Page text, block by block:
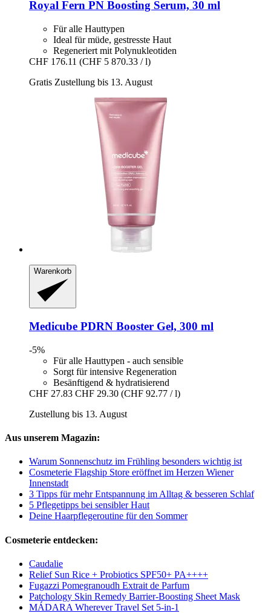
Royal Fern PN Boosting Serum, 30 ml
Für alle Hauttypen
Ideal für müde, gestresste Haut
Regeneriert mit Polynukleotiden
CHF 176.11 (CHF 5 870.33 / l)
Gratis Zustellung bis 13. August
Warenkorb
Medicube PDRN Booster Gel, 300 ml
-5%
Für alle Hauttypen - auch sensible
Sorgt für intensive Regeneration
Besänftigend & hydratisierend
CHF 27.83 CHF 29.30 (CHF 92.77 / l)
Zustellung bis 13. August
Aus unserem Magazin:
Warum Sonnenschutz im Frühling besonders wichtig ist
Cosmeterie Flagship Store eröffnet im Herzen Wiener
Innenstadt
3 Tipps für mehr Entspannung im Alltag & besseren Schlaf
5 Pflegetipps bei sensibler Haut
Deine Haarpflegeroutine für den Sommer
Cosmeterie entdecken:
Caudalie
Relief Sun Rice + Probiotics SPF50+ PA++++
Fugazzi Pomegranoudh Extrait de Parfum
Patchology Skin Remedy Barrier-Boosting Sheet Mask
MÁDARA Wherever Travel Set 5-in-1